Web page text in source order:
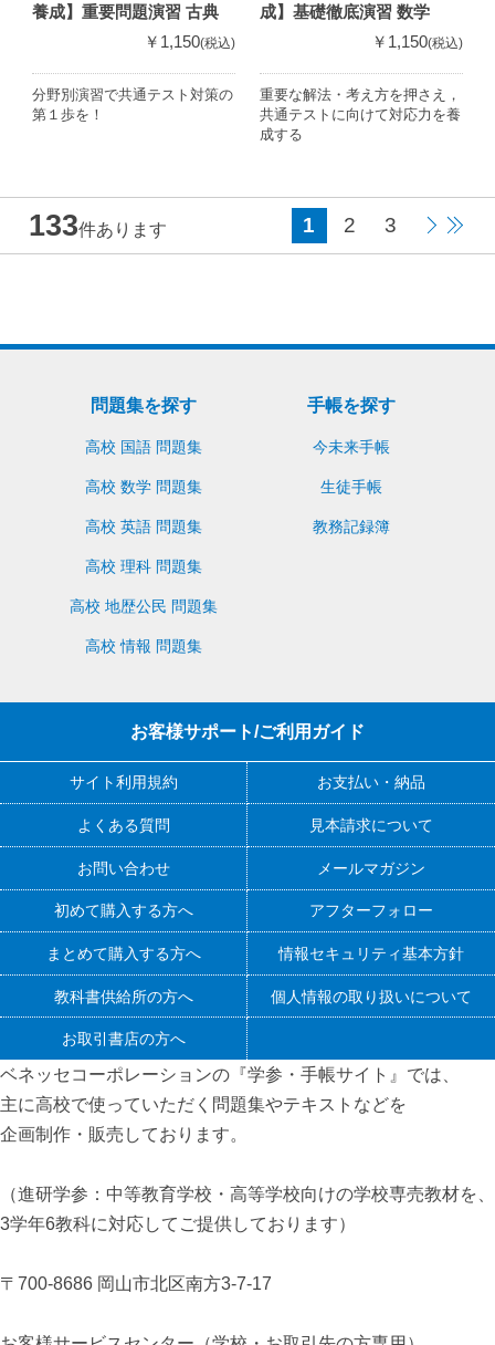
養成】重要問題演習 古典
￥1,150(税込)
分野別演習で共通テスト対策の
第１歩を！
成】基礎徹底演習 数学
￥1,150(税込)
重要な解法・考え方を押さえ，
共通テストに向けて対応力を養
成する
133件あります 1 2 3
問題集を探す
高校 国語 問題集
高校 数学 問題集
高校 英語 問題集
高校 理科 問題集
高校 地歴公民 問題集
高校 情報 問題集
手帳を探す
今未来手帳
生徒手帳
教務記録簿
お客様サポート/ご利用ガイド
サイト利用規約 お支払い・納品
よくある質問 見本請求について
お問い合わせ メールマガジン
初めて購入する方へ アフターフォロー
まとめて購入する方へ 情報セキュリティ基本方針
教科書供給所の方へ 個人情報の取り扱いについて
お取引書店の方へ
ベネッセコーポレーションの『学参・手帳サイト』 では、
主に高校で使っていただく問題集やテキストなどを
企画制作・販売しております。
（進研学参：中等教育学校・高等学校向けの学校専売教材を、
3学年6教科に対応してご提供しております）
〒700-8686 岡山市北区南方3-7-17